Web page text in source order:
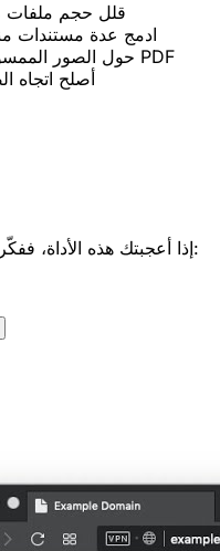
- قلل حجم ملفات
- ادمج عدة
- حول الصور الممسوحة إلى تنسيق PDF
- أصلح اتجاه
إذا أعجبتك هذه الأداة، ففكّر في إضافة رابط إليها بنسخ الكود أدناه: